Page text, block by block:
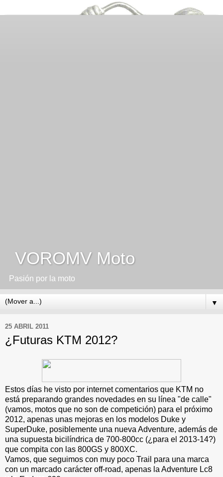
VOROMV Moto
Pasión por la moto
▼
25 ABRIL 2011
¿Futuras KTM 2012?
Estos días he visto por internet comentarios que KTM no
está preparando grandes novedades en su línea "de calle"
(vamos, motos que no son de competición) para el próximo
2012, apenas unas mejoras en los modelos Duke y
SuperDuke, posiblemente una nueva Adventure, además de
una supuesta bicilíndrica de 700-800cc (¿para el 2013-14?)
que compita con las 800GS y 800XC.
Vamos, que seguimos con muy poco Trail para una marca
con un marcado carácter off-road, apenas la Adventure Lc8